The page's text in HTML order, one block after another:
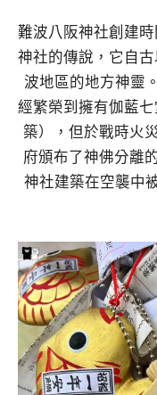
難波八阪神社創建
神社的傳說，它自
波地區的地方神靈
經繁榮到擁有伽藍
築），但於戰時火
府頒布了神佛分離
神社建築在空襲中